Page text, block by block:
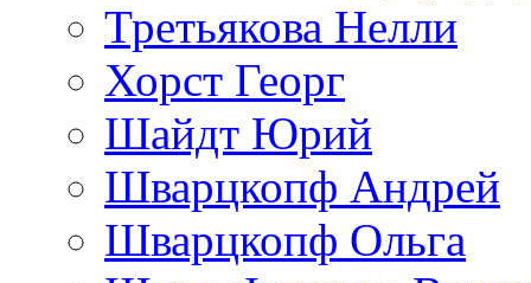
Третьякова Нелли
Хорст Георг
Шайдт Юрий
Шварцкопф Андрей
Шварцкопф Ольга